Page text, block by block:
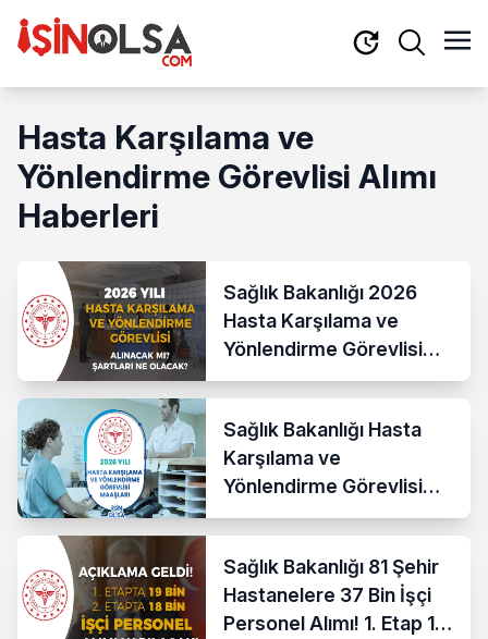
Hasta Karşılama ve
Yönlendirme Görevlisi Alımı
Haberleri
Sağlık Bakanlığı 2026
Hasta Karşılama ve
Yönlendirme Görevlisi
Alımı Yapacak mı? Şartlar
Sağlık Bakanlığı Hasta
Karşılama ve
Yönlendirme Görevlisi
Maaşları 2026
Sağlık Bakanlığı 81 Şehir
Hastanelere 37 Bin İşçi
Personel Alımı! 1. Etap 19